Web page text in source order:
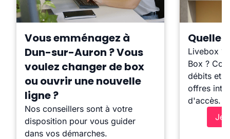
Vous emménagez à
Dun-sur-Auron ? Vous
voulez changer de box
ou ouvrir une nouvelle
ligne ?
Nos conseillers sont à votre
disposition pour vous guider
dans vos démarches.
Quelle
Livebox ?
Box ?
débits et
offres
d'accès.
Je